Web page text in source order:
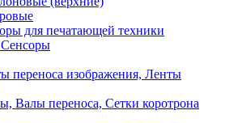
для печатающей техники
переноса изображения, Ленты
Валы переноса, Сетки коротрона